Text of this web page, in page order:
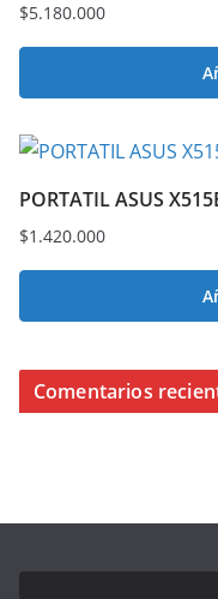
$5.180.000
PORTATIL ASUS
$1.420.000
Comentarios